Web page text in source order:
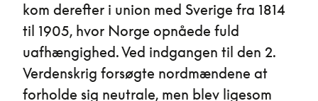
kom derefter i union med Sverige fra 1814
til 1905, hvor Norge opnåede fuld
uafhængighed. Ved indgangen til den 2.
Verdenskrig forsøgte nordmændene at
forholde sig neutrale, men blev ligesom